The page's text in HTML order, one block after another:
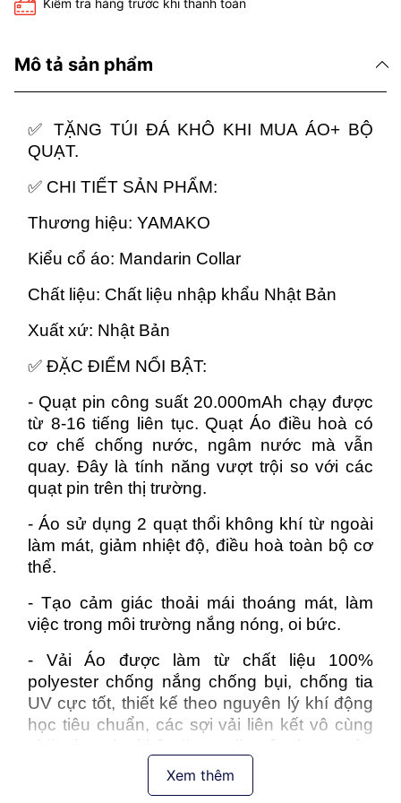
Kiểm tra hàng trước khi thanh toán
Mô tả sản phẩm
✅
TẶNG TÚI ĐÁ KHÔ KHI MUA ÁO+ BỘ
QUẠT.
✅ CHI TIẾT SẢN PHẨM:
Thương hiệu: YAMAKO
Kiểu cổ áo: Mandarin Collar
Chất liệu: Chất liệu nhập khẩu Nhật Bản
Xuất xứ: Nhật Bản
✅ ĐẶC ĐIỂM NỔI BẬT:
- Quạt pin công suất 20.000mAh chạy được
từ 8-16 tiếng liên tục. Quạt Áo điều hoà có
cơ chế chống nước, ngâm nước mà vẫn
quay. Đây là tính năng vượt trội so với các
quạt pin trên thị trường.
- Áo sử dụng 2 quạt thổi không khí từ ngoài
làm mát, giảm nhiệt độ, điều hoà toàn bộ cơ
thể.
- Tạo cảm giác thoải mái thoáng mát, làm
việc trong môi trường nắng nóng, oi bức.
- Vải Áo được làm từ chất liệu 100%
polyester chống nắng chống bụi, chống tia
UV cực tốt, thiết kế theo nguyên lý khí động
học tiêu chuẩn, các sợi vải liên kết vô cùng
chặt chẽ, cho khả năng ngăn cản tia cực tím
vượt trội hơn hẳn các dòng áo chống nắng
Xem thêm